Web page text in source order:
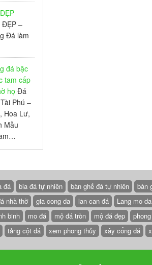
ĐẸP –
Đá làm
đá bậc
tam cấp
họ Đá
Phú –
Hoa Lư,
Mẫu
đá bia đá tự nhiên bàn ghế đá tự nhiên bàn
nhà thờ gia cong da lan can đá Lang mo da
binh mo đá mộ đá tròn mộ đá đẹp
tảng cột đá xem phong thủy xây cổng đá